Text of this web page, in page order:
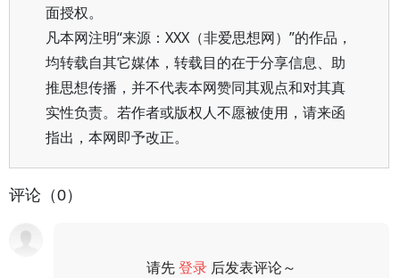
面授权。
凡本网注明“来源：XXX（非爱思想网）”的作品，
均转载自其它媒体，转载目的在于分享信息、助
推思想传播，并不代表本网赞同其观点和对其真
实性负责。若作者或版权人不愿被使用，请来函
指出，本网即予改正。
评论（0）
请先登录 后发表评论～